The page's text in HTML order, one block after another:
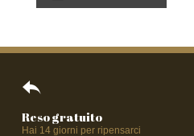
Reso gratuito
Hai 14 giorni per ripensarci